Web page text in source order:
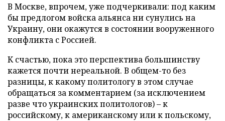
В Москве, впрочем, уже подчеркивали: под каким
бы предлогом войска альянса ни сунулись на
Украину, они окажутся в состоянии вооруженного
конфликта с Россией.
К счастью, пока это перспектива большинству
кажется почти нереальной. В общем-то без
разницы, к какому политологу в этом случае
обращаться за комментарием (за исключением
разве что украинских политологов) – к
российскому, к американскому или к польскому,